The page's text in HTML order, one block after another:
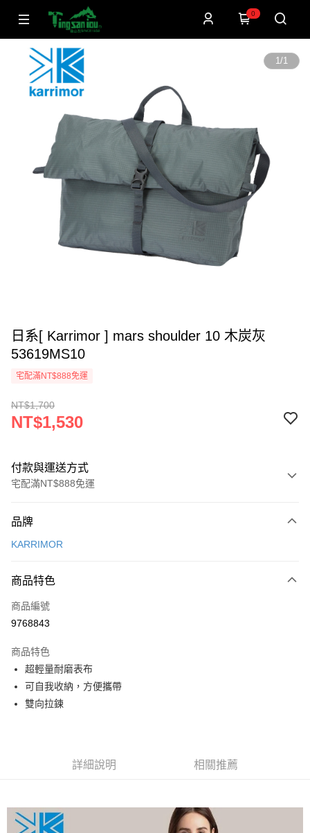
0
1/1
日系[ Karrimor ] mars shoulder 10 木炭灰
53619MS10
宅配滿NT$888免運
NT$1,700
NT$1,530
付款與運送方式
宅配滿NT$888免運
信用卡一次付款
悠遊付
AFTEE先享後付
相關說明
AFTEE先享後付是「在收到商品之後才付款」的支付方式。 讓您購物簡單
便利好安心！
１．簡單：不需註冊會員、不需綁卡、不需儲值。
２．便利：只要手機號碼，簡訊認證，即可結帳。
３．安心：先確認商品／服務後，再付款。
２．訂單成立數日內，您將收到繳費通知簡訊。
購買商品的店家。未經商家同意取消之訂單仍視為有效，需透過AFTEE先享
後付繳納相關費用。
運送方式
宅配
每筆NT$120，滿NT$888(含以上)免運費
品牌
KARRIMOR
商品特色
商品編號
9768843
商品特色
超輕量耐磨表布
可自我收納，方便攜帶
雙向拉鍊
詳細說明 相關推薦